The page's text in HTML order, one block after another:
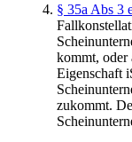
§ 35a Abs 3
kommt, oder
Eigenschaft
zukommt.